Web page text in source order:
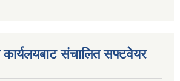
कार्यलयबाट संचालित सफ्टवेयर